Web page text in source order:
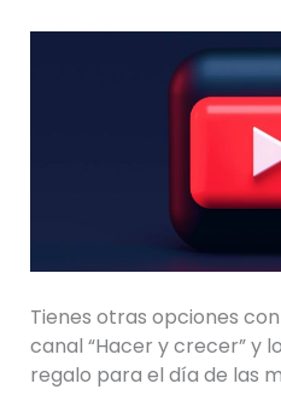
Tienes otras opciones
canal “Hacer y crecer” y
regalo para el día de las